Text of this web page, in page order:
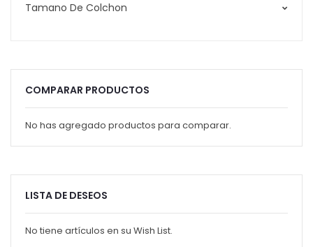
Tamano De Colchon
COMPARAR PRODUCTOS
No has agregado productos para comparar.
LISTA DE DESEOS
No tiene artículos en su Wish List.